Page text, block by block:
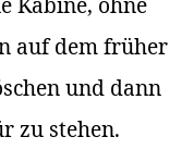
auf dem früher
und dann
zu stehen.